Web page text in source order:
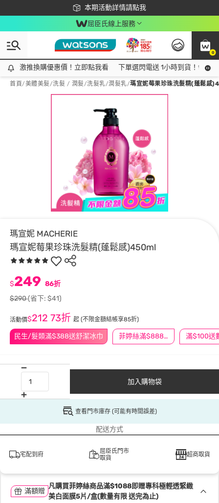
本期活動詳情請點我
下載app最高回饋$350
屈臣氏線上服務
0
激推換購優惠價！立即點我看
激推換購優惠價！立即點我看 下單選閃電送 1小時到貨！領神
首頁/美體美髮/洗髮 / 潤髮/洗髮乳/潤髮乳/瑪宣妮莓果珍珠洗髮精(蓬鬆感
瑪宣妮 MACHERIE
瑪宣妮莓果珍珠洗髮精(蓬鬆感)450ml
民生/髮類滿$388送舒潔冰巾 菲婷絲滿$888折$88
$249 86折
$290(省下: $41)
活動價$212 73折 起 (不限金額結帳享85折)
加入購物袋
查看門市庫存 (可能有時間誤差)
配送方式
宅配到府
屈臣氏門市
取貨
超商取貨
滿額贈
凡購買菲婷絲商品滿$1088即贈專科極輕透緊緻
美白面膜5片/盒(數量有限 送完為止)